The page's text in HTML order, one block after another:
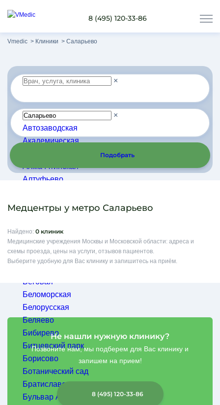
8 (495) 120-33-86
Vmedic Клиники Саларьево
×
×
Автозаводская
Академическая
Алма-Атинская
Алтуфьево
Аэропорт
Багратионовская
Балашиха
Баррикадная
Беговая
Беломорская
Белорусская
Беляево
Бибирево
Битцевский парк
Борисово
Ботанический сад
Братиславская
Бульвар Адмирала Ушакова
Подобрать
Медцентры у метро Саларьево
Найдено: 0 клиник
Медицинские учреждения Москвы и Московской области: адреса и
схемы проезда, цены на услуги, отзывов пациентов.
Выберите удобную для Вас клинику и запишитесь на приём.
Результаты
поиска
Не нашли нужную клинику?
Позвоните нам, мы подберем для Вас клинику и
запишем на прием!
8 (495) 120-33-86